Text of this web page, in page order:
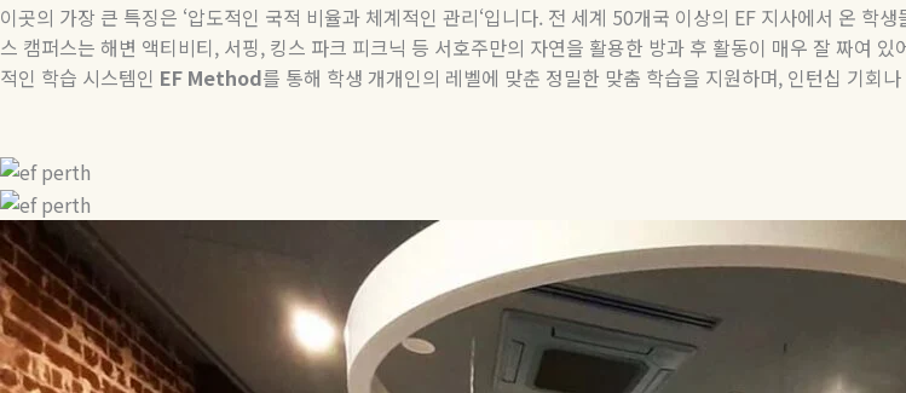
이곳의 가장 큰 특징은 ‘압도적인 국적 비율과 체계적인 관리‘입니다. 전 세계 50개국 이상의 EF 지사에서 온 학
스 캠퍼스는 해변 액티비티, 서핑, 킹스 파크 피크닉 등 서호주만의 자연을 활용한 방과 후 활동이 매우 잘 짜여 있
적인 학습 시스템인 EF Method를 통해 학생 개개인의 레벨에 맞춘 정밀한 맞춤 학습을 지원하며, 인턴십 기회